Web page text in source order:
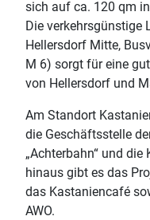
sich auf ca. 120 qm
Die verkehrsgünstige
Hellersdorf Mitte,
M 6) sorgt für eine
von Hellersdorf und
Am Standort
die Geschäftsstelle
„Achterbahn“ und die
hinaus gibt es das
das Kastaniencafé
AWO.